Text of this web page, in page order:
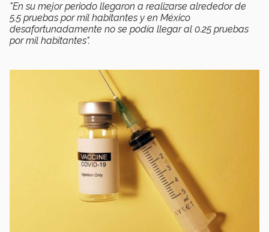
"En su mejor periodo llegaron a realizarse alrededor de
5.5 pruebas por mil habitantes y en México
desafortunadamente no se podía llegar al 0.25 pruebas
por mil habitantes".